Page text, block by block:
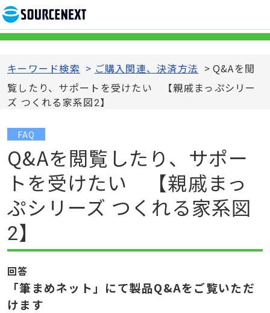
キーワード検索 > ご購入関連、決済方法 > Q&Aを閲
覧したり、サポートを受けたい 【親戚まっぷシリー
ズ つくれる家系図2】
FAQ
Q&Aを閲覧したり、サポー
トを受けたい 【親戚まっ
ぷシリーズ つくれる家系図
2】
回答
「筆まめネット」にて製品Q&Aをご覧いただ
けます